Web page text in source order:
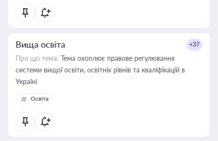
Вища освіта +37
Про що тема: Тема охоплює правове регулювання
системи вищої освіти, освітніх рівнів та кваліфікацій в
Україні
Освіта